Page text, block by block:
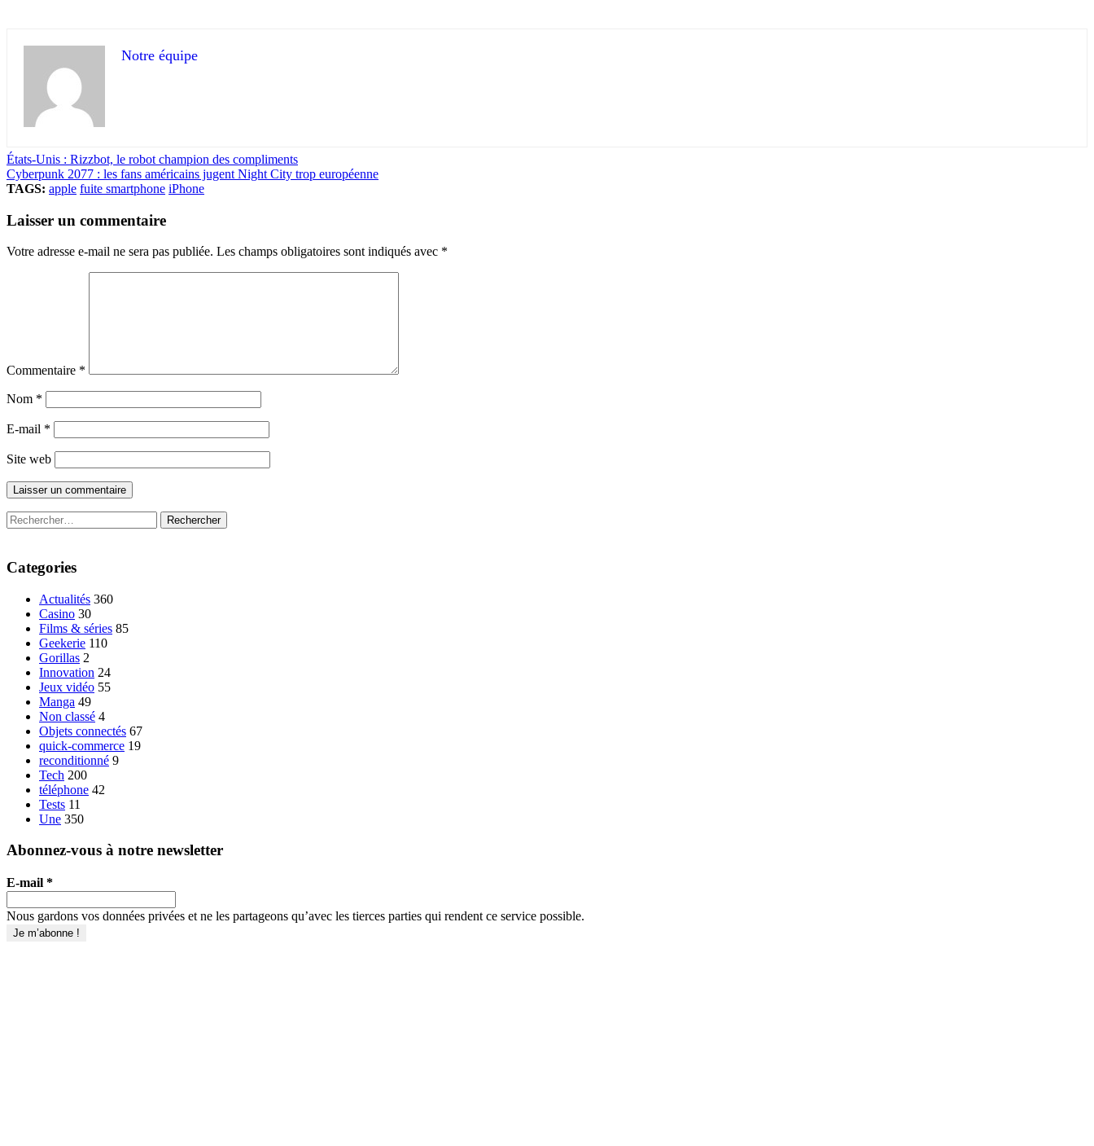
Notre équipe
États-Unis : Rizzbot, le robot champion des compliments
Cyberpunk 2077 : les fans américains jugent Night City trop européenne
TAGS: apple fuite smartphone iPhone
Laisser un commentaire
Votre adresse e-mail ne sera pas publiée. Les champs obligatoires sont indiqués avec *
Commentaire *
Nom *
E-mail *
Site web
Rechercher :
Categories
Actualités 360
Casino 30
Films & séries 85
Geekerie 110
Gorillas 2
Innovation 24
Jeux vidéo 55
Manga 49
Non classé 4
Objets connectés 67
quick-commerce 19
reconditionné 9
Tech 200
téléphone 42
Tests 11
Une 350
Abonnez-vous à notre newsletter
E-mail *
Nous gardons vos données privées et ne les partageons qu’avec les tierces parties qui rendent ce service possible.